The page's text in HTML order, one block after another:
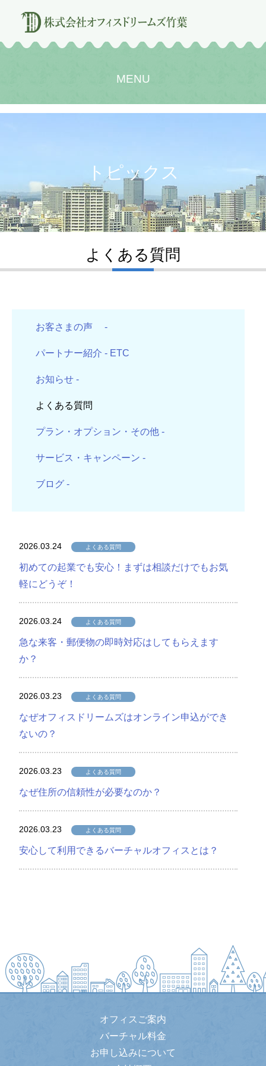
MENU
トピックス
よくある質問
お客さまの声 -
パートナー紹介 - ETC
お知らせ -
よくある質問
プラン・オプション・その他 -
サービス・キャンペーン -
ブログ -
2026.03.24 よくある質問
初めての起業でも安心！まずは相談だけでもお気
軽にどうぞ！
2026.03.24 よくある質問
急な来客・郵便物の即時対応はしてもらえます
か？
2026.03.23 よくある質問
なぜオフィスドリームズはオンライン申込ができ
ないの？
2026.03.23 よくある質問
なぜ住所の信頼性が必要なのか？
2026.03.23 よくある質問
安心して利用できるバーチャルオフィスとは？
オフィスご案内
バーチャル料金
お申し込みについて